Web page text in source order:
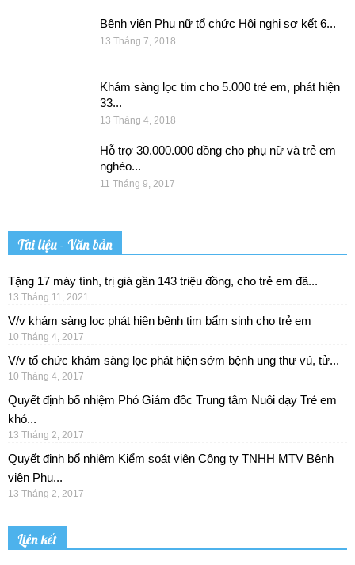
Bệnh viện Phụ nữ tổ chức Hội nghị sơ kết 6...
13 Tháng 7, 2018
Khám sàng lọc tim cho 5.000 trẻ em, phát hiện
33...
13 Tháng 4, 2018
Hỗ trợ 30.000.000 đồng cho phụ nữ và trẻ em
nghèo...
11 Tháng 9, 2017
Tài liệu - Văn bản
Tặng 17 máy tính, trị giá gần 143 triệu đồng, cho trẻ em đã...
13 Tháng 11, 2021
V/v khám sàng lọc phát hiện bệnh tim bẩm sinh cho trẻ em
10 Tháng 4, 2017
V/v tổ chức khám sàng lọc phát hiện sớm bệnh ung thư vú, tử...
10 Tháng 4, 2017
Quyết định bổ nhiệm Phó Giám đốc Trung tâm Nuôi dạy Trẻ em
khó...
13 Tháng 2, 2017
Quyết định bổ nhiệm Kiểm soát viên Công ty TNHH MTV Bệnh
viện Phụ...
13 Tháng 2, 2017
Liên kết